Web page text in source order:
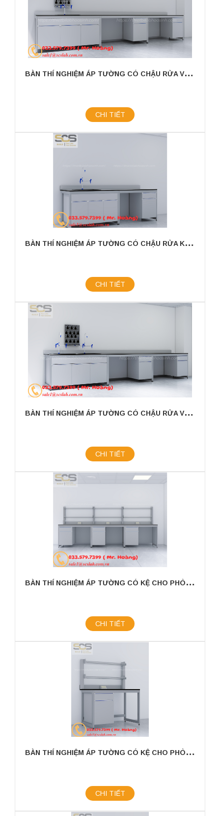
B
ÀN THÍ NGHIỆM ÁP TƯỜNG CÓ CHẬU RỬA VÀ GIÁ TREO KÍCH THƯỚC 3600X750X800MM
CHI TIẾT
B
ÀN THÍ NGHIỆM ÁP TƯỜNG CÓ CHẬU RỬA KÍCH THƯỚC 2400X750X800MM
CHI TIẾT
B
ÀN THÍ NGHIỆM ÁP TƯỜNG CÓ CHẬU RỬA VÀ GIÁ TREO KÍCH THƯỚC 3000X750X800MM
CHI TIẾT
B
ÀN THÍ NGHIỆM ÁP TƯỜNG CÓ KỆ CHO PHÒNG THÍ NGHIỆM KÍCH THƯỚC 3600MM
CHI TIẾT
B
ÀN THÍ NGHIỆM ÁP TƯỜNG CÓ KỆ CHO PHÒNG THÍ NGHIỆM KÍCH THƯỚC 1200MM
CHI TIẾT